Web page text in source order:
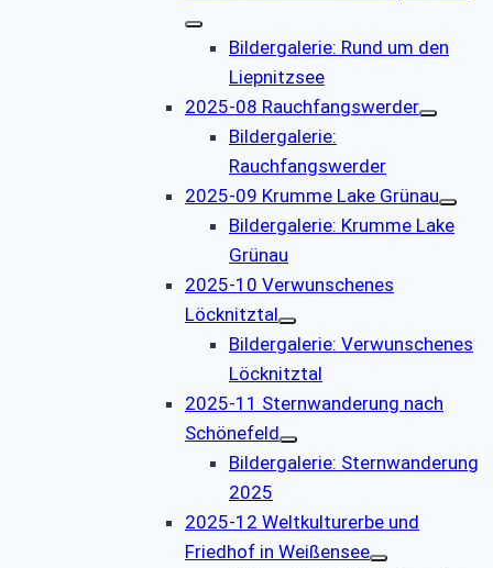
Bildergalerie: Rund um den
Liepnitzsee
2025-08 Rauchfangswerder
Bildergalerie:
Rauchfangswerder
2025-09 Krumme Lake Grünau
Bildergalerie: Krumme Lake
Grünau
2025-10 Verwunschenes
Löcknitztal
Bildergalerie: Verwunschenes
Löcknitztal
2025-11 Sternwanderung nach
Schönefeld
Bildergalerie: Sternwanderung
2025
2025-12 Weltkulturerbe und
Friedhof in Weißensee